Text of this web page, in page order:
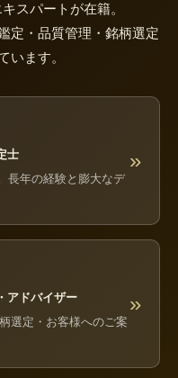
スパートが在籍。
定・品質管理・銘柄選定
います。
士
長年の経験と膨大なデ
»
アドバイザー
選定・お客様へのご案
»